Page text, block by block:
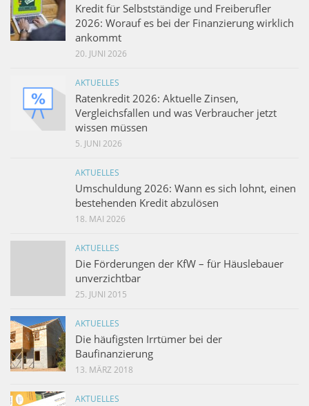
Kredit für Selbstständige und Freiberufler
2026: Worauf es bei der Finanzierung wirklich
ankommt
20. JUNI 2026
AKTUELLES
Ratenkredit 2026: Aktuelle Zinsen,
Vergleichsfallen und was Verbraucher jetzt
wissen müssen
5. JUNI 2026
AKTUELLES
Umschuldung 2026: Wann es sich lohnt, einen
bestehenden Kredit abzulösen
18. MAI 2026
AKTUELLES
Die Förderungen der KfW – für Häuslebauer
unverzichtbar
25. JUNI 2015
AKTUELLES
Die häufigsten Irrtümer bei der
Baufinanzierung
13. MÄRZ 2018
AKTUELLES